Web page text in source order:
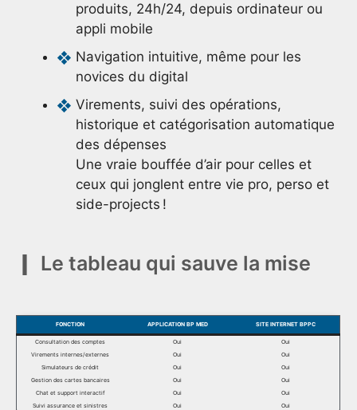
produits, 24h/24, depuis ordinateur ou
appli mobile
Navigation intuitive, même pour les
novices du digital
Virements, suivi des opérations,
historique et catégorisation automatique
des dépenses
Une vraie bouffée d’air pour celles et
ceux qui jonglent entre vie pro, perso et
side-projects !
Le tableau qui sauve la mise
FONCTION APPLICATION BP MED SITE INTERNET BPPC
Consultation des comptes Oui
Oui
Virements internes/externes
Oui
Oui
Simulateurs de crédit
Oui
Oui
Gestion des cartes bancaires
Oui
Oui
Chat et support interactif
Oui
Oui
Suivi assurance et sinistres
Oui Oui